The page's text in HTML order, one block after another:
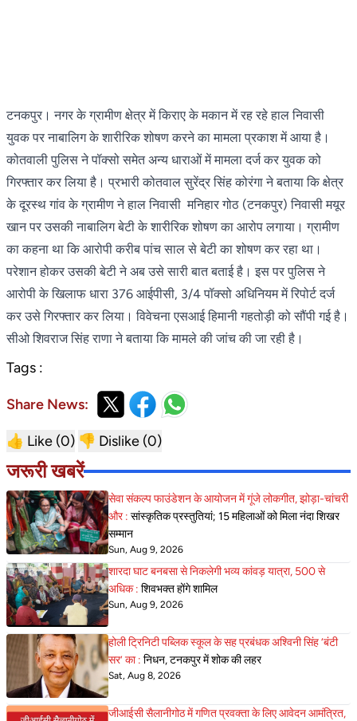
टनकपुर। नगर के ग्रामीण क्षेत्र में किराए के मकान में रह रहे हाल निवासी
युवक पर नाबालिग के शारीरिक शोषण करने का मामला प्रकाश में आया है।
कोतवाली पुलिस ने पॉक्सो समेत अन्य धाराओं में मामला दर्ज कर युवक को
गिरफ्तार कर लिया है। प्रभारी कोतवाल सुरेंद्र सिंह कोरंगा ने बताया कि क्षेत्र
के दूरस्थ गांव के ग्रामीण ने हाल निवासी मनिहार गोठ (टनकपुर) निवासी मयूर
खान पर उसकी नाबालिग बेटी के शारीरिक शोषण का आरोप लगाया। ग्रामीण
का कहना था कि आरोपी करीब पांच साल से बेटी का शोषण कर रहा था।
परेशान होकर उसकी बेटी ने अब उसे सारी बात बताई है। इस पर पुलिस ने
आरोपी के खिलाफ धारा 376 आईपीसी, 3/4 पॉक्सो अधिनियम में रिपोर्ट दर्ज
कर उसे गिरफ्तार कर लिया। विवेचना एसआई हिमानी गहतोड़ी को सौंपी गई है।
सीओ शिवराज सिंह राणा ने बताया कि मामले की जांच की जा रही है।
Tags :
Share News:
👍 Like (0) 👎 Dislike (0)
जरूरी खबरें
सेवा संकल्प फाउंडेशन के आयोजन में गूंजे लोकगीत, झोड़ा-चांचरी
और : सांस्कृतिक प्रस्तुतियां; 15 महिलाओं को मिला नंदा शिखर
सम्मान
Sun, Aug 9, 2026
शारदा घाट बनबसा से निकलेगी भव्य कांवड़ यात्रा, 500 से
अधिक : शिवभक्त होंगे शामिल
Sun, Aug 9, 2026
होली ट्रिनिटी पब्लिक स्कूल के सह प्रबंधक अश्विनी सिंह ‘बंटी
सर’ का : निधन, टनकपुर में शोक की लहर
Sat, Aug 8, 2026
जीआईसी सैलानीगोठ में गणित प्रवक्ता के लिए आवेदन आमंत्रित,